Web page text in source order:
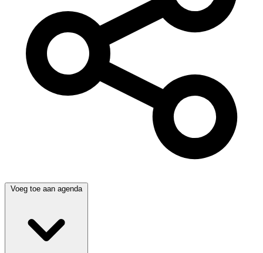
Voeg toe aan agenda